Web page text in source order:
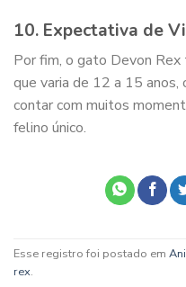
10. Expectativa de
Por fim, o gato Devon
que varia de 12 a 15 anos,
contar com muitos
felino único.
Esse registro foi postado em
rex.